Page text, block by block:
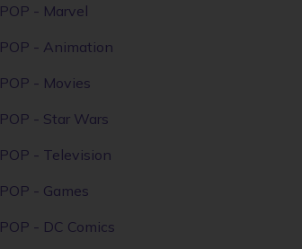
POP - Marvel
POP - Animation
POP - Movies
POP - Star Wars
POP - Television
POP - Games
POP - DC Comics